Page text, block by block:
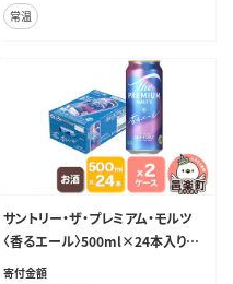
常温
サントリー・ザ・プレミアム・モルツ
〈香るエール〉500ml×24本入り×2
ケース [お酒 ビール 缶 プレモル 群
寄付金額